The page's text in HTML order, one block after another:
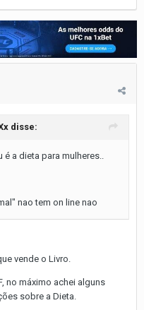
disse:
a dieta para mulheres..
nao tem on line nao
vende o Livro.
no máximo achei alguns
sobre a Dieta.